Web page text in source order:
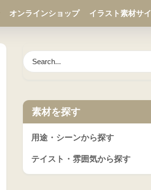
オンラインショップ イラスト素材サ
素材を探す
用途・シーンから探す
テイスト・雰囲気から探す